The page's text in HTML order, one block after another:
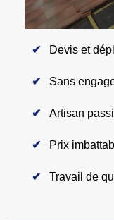
Devis et
Sans
Artisan
Prix
Travail de